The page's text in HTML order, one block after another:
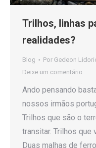
Trilhos, linhas
realidades?
Blog Por Gedeon
Deixe um comentário
Ando pensando
nossos irmãos
Trilhos que são o
transitar. Trilhos que
Duas malhas de